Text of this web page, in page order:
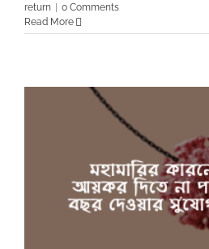
return | 0 Comments
Read More